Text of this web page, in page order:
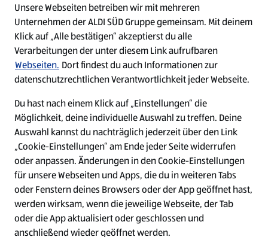
W
i
r
d
a
u
f
W
i
r
d
a
u
f
W
i
r
d
a
u
f
W
i
r
d
a
Cookie - Liste
Datenschutz
Unsere Webseiten betreiben wir mit mehreren
Unternehmen der ALDI SÜD Gruppe gemeinsam. Mit deinem
Klick auf „Alle bestätigen“ akzeptierst du alle
Verarbeitungen der unter diesem Link aufrufbaren
Webseiten. Dort findest du auch Informationen zur
datenschutzrechtlichen Verantwortlichkeit jeder Webseite.
Du hast nach einem Klick auf „Einstellungen“ die
Möglichkeit, deine individuelle Auswahl zu treffen. Deine
Auswahl kannst du nachträglich jederzeit über den Link
„Cookie-Einstellungen“ am Ende jeder Seite widerrufen
oder anpassen. Änderungen in den Cookie-Einstellungen
für unsere Webseiten und Apps, die du in weiteren Tabs
oder Fenstern deines Browsers oder der App geöffnet hast,
werden wirksam, wenn die jeweilige Webseite, der Tab
oder die App aktualisiert oder geschlossen und
anschließend wieder geöffnet werden.